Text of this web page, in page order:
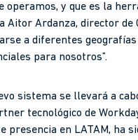
operamos, y que es la
Aitor Ardanza, director
a diferentes
para nosotros”.
sistema se llevará a
tecnológico de
presencia en LATAM, ha